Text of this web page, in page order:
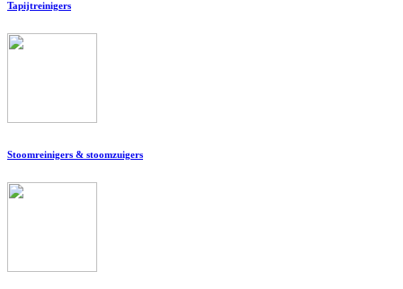
Tapijtreinigers
Stoomreinigers & stoomzuigers